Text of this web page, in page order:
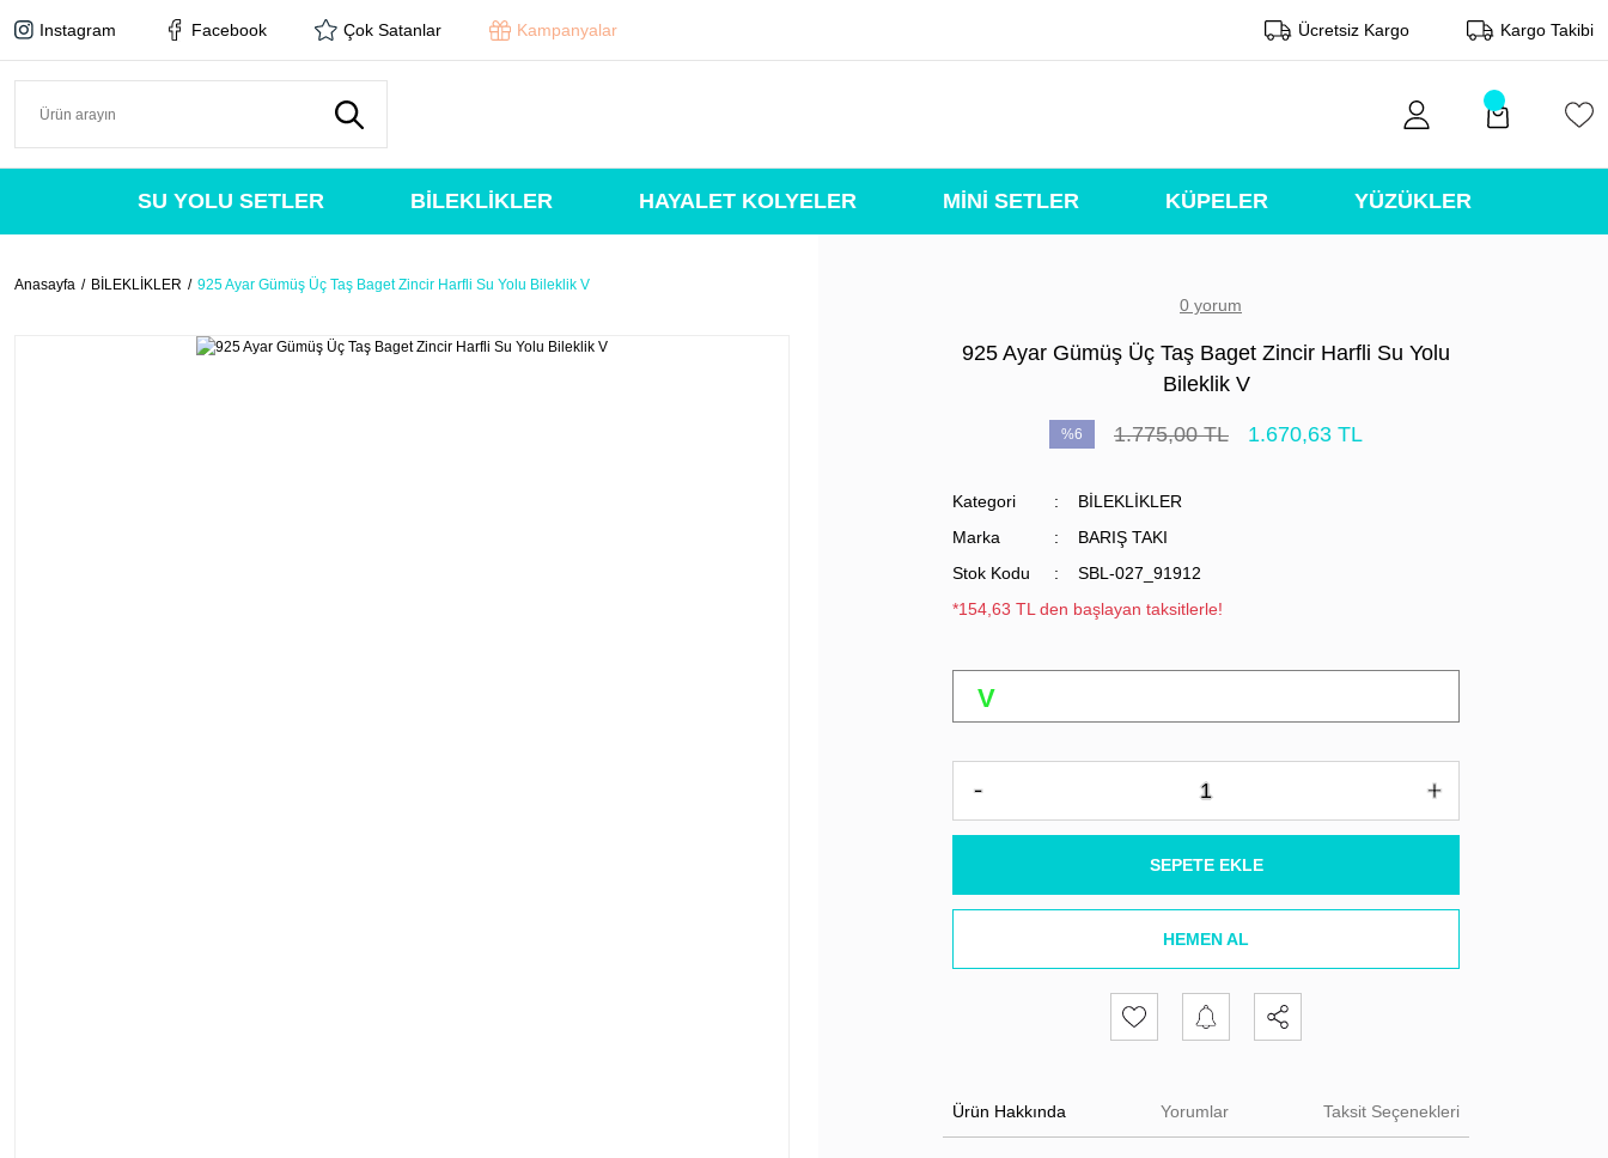
Instagram Facebook Çok Satanlar Kampanyalar Ücretsiz Kargo Kargo Takibi
SU YOLU SETLER BİLEKLİKLER HAYALET KOLYELER MİNİ SETLER KÜPELER YÜZÜKLER
Anasayfa BİLEKLİKLER 925 Ayar Gümüş Üç Taş Baget Zincir Harfli Su Yolu Bileklik V
0 yorum
925 Ayar Gümüş Üç Taş Baget Zincir Harfli Su Yolu
Bileklik V
%6 1.775,00 TL 1.670,63 TL
Kategori
BİLEKLİKLER
Marka
BARIŞ TAKI
Stok Kodu
SBL-027_91912
*154,63 TL den başlayan taksitlerle!
SEPETE EKLE
HEMEN AL
Ürün Hakkında Yorumlar Taksit Seçenekleri